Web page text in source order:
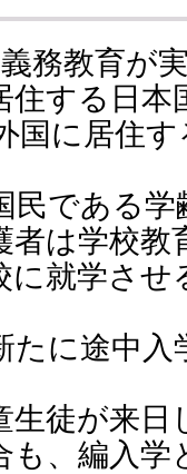
務教育が
住する日
国に居住
である学
者は学校
に就学さ
に途中入
徒が来日
も、編入学